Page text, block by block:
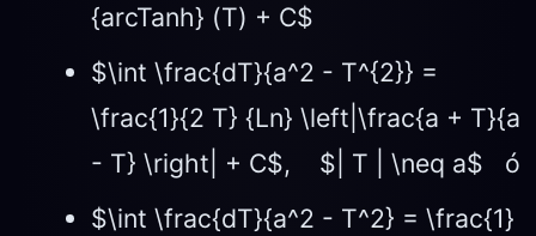
{arcTanh} (T) + C$
$\int \frac{dT}{a^2 - T^{2}} =
\frac{1}{2 T} {Ln} \left|\frac{a + T}{a
- T} \right| + C$, $| T | \neq a$ ó
$\int \frac{dT}{a^2 - T^2} = \frac{1}